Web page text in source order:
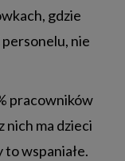
gdzie
nie
pracowników
nich ma dzieci
to wspaniałe.